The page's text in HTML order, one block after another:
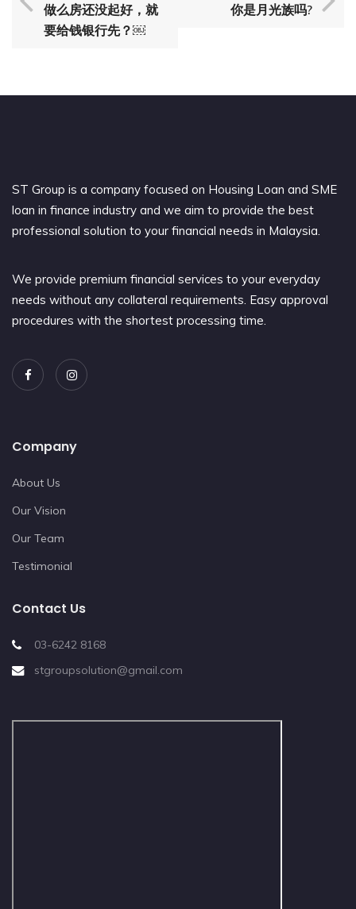
做么房还没起好，就
要给钱银行先？￼
你是月光族吗?
ST Group is a company focused on Housing Loan and SME
loan in finance industry and we aim to provide the best
professional solution to your financial needs in Malaysia.
We provide premium financial services to your everyday
needs without any collateral requirements. Easy approval
procedures with the shortest processing time.
Company
About Us
Our Vision
Our Team
Testimonial
Contact Us
03-6242 8168
stgroupsolution@gmail.com